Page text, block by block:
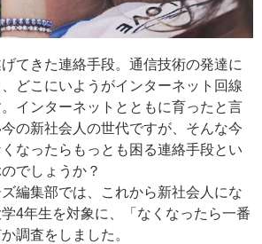
てきた連絡手段。通信技術の発達に
どこにいようがインターネット回線
インターネットとともに育ったと言
の新社会人の世代ですが、そんな今
なったらもっとも困る連絡手段とい
でしょうか？
編集部では、これから新社会人にな
4年生を対象に、「なくなったら一番
調査をしました。